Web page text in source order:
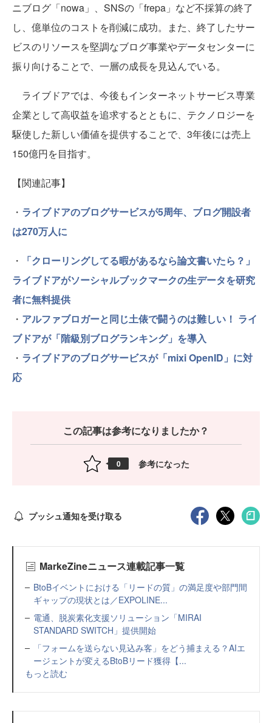
ニブログ「nowa」、SNSの「frepa」など不採算の終了
し、億単位のコストを削減に成功。また、終了したサー
ビスのリソースを堅調なブログ事業やデータセンターに
振り向けることで、一層の成長を見込んでいる。
ライブドアでは、今後もインターネットサービス専業
企業として高収益を追求するとともに、テクノロジーを
駆使した新しい価値を提供することで、3年後には売上
150億円を目指す。
【関連記事】
・ ライブドアのブログサービスが5周年、ブログ開設者
は270万人に
・
「クローリングしてる暇があるなら論文書いたら？」
ライブドアがソーシャルブックマークの生データを研究
者に無料提供
・ アルファブロガーと同じ土俵で闘うのは難しい！ ライ
ブドアが「階級別ブログランキング」を導入
・ ライブドアのブログサービスが「mixi OpenID」に対
応
この記事は参考になりましたか？
0 参考になった
プッシュ通知を受け取る
MarkeZineニュース連載記事一覧
BtoBイベントにおける「リードの質」の満足度や部門間
ギャップの現状とは／EXPOLINE...
電通、脱炭素化支援ソリューション「MIRAI
STANDARD SWITCH」提供開始
「フォームを送らない見込み客」をどう捕まえる？AIエ
ージェントが変えるBtoBリード獲得【...
もっと読む